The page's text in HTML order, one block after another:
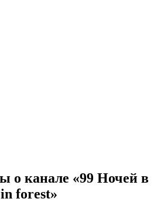
о канале «99 Ночей в
forest»